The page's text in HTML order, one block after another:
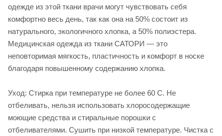
одежде из этой ткани врачи могут чувствовать себя
комфортно весь день, так как она на 50% состоит из
натурального, экологичного хлопка, а 50% полиэстера.
Медицинская одежда из ткани САТОРИ — это
неповторимая мягкость, пластичность и комфорт в носке
благодаря повышенному содержанию хлопка.
Уход: Стирка при температуре не более 60 С. Не
отбеливать, нельзя использовать хлоросодержащие
моющие средства и стиральные порошки с
отбеливателями. Сушить при низкой температуре. Чистка с